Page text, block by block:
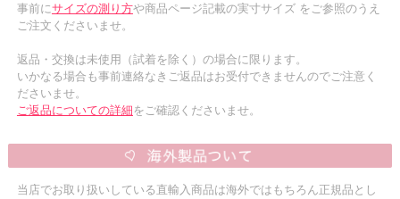
事前にサイズの測り方や商品ページ記載の実寸サイズ をご参照のうえ
ご注文くださいませ。
返品・交換は未使用（試着を除く）の場合に限ります。
いかなる場合も事前連絡なきご返品はお受付できませんのでご注意く
ださいませ。
ご返品についての詳細をご確認くださいませ。
当店でお取り扱いしている直輸入商品は海外ではもちろん正規品とし